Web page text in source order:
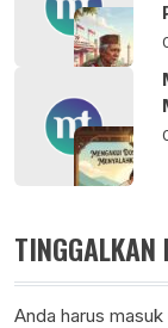
TINGGALKAN
Anda harus masuk